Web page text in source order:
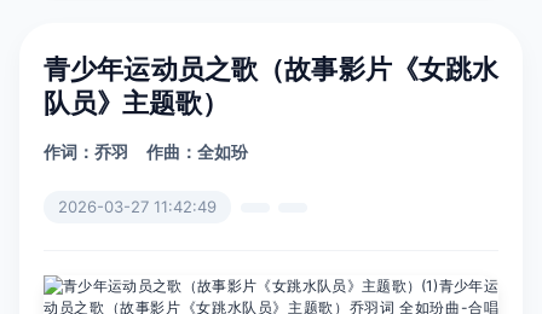
青少年运动员之歌（故事影片《女跳水
队员》主题歌）
作词：乔羽 作曲：全如玢
2026-03-27 11:42:49